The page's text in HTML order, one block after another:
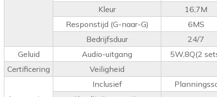
Kleur
16,7M
Responstijd (G-naar-G)
6MS
Bedrijfsduur
24/7
Geluid
Audio-uitgang
5W,8Q(2
Certificering
Veiligheid
Inclusief